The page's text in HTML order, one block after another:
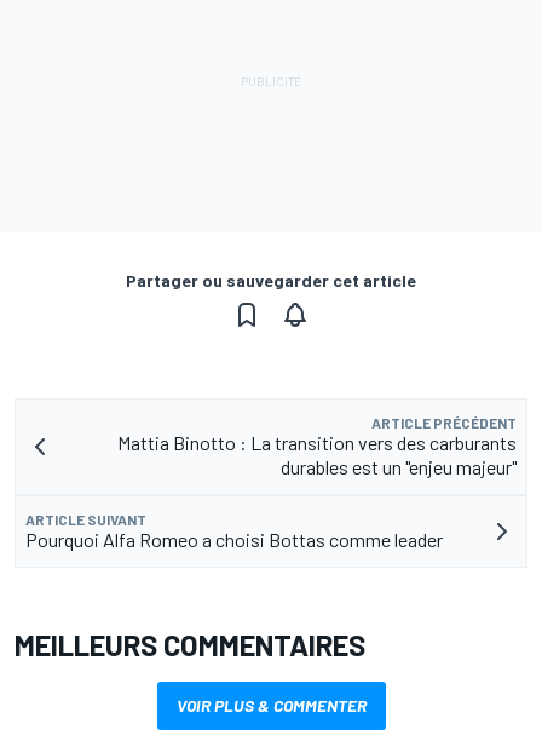
Partager ou sauvegarder cet article
ARTICLE PRÉCÉDENT
Mattia Binotto : La transition vers des carburants
durables est un "enjeu majeur"
ARTICLE SUIVANT
Pourquoi Alfa Romeo a choisi Bottas comme leader
MEILLEURS COMMENTAIRES
VOIR PLUS & COMMENTER